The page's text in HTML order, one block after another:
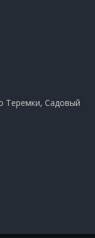
Теремки, Садовый